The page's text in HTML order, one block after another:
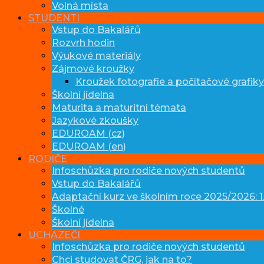
Volná místa
STUDENTI
Vstup do Bakalářů
Rozvrh hodin
Výukové materiály
Zájmové kroužky
Kroužek fotografie a počítačové grafiky
Školní jídelna
Maturita a maturitní témata
Jazykové zkoušky
EDUROAM (cz)
EDUROAM (en)
RODIČE
Infoschůzka pro rodiče nových studentů
Vstup do Bakalářů
Adaptační kurz ve školním roce 2025/2026:
Školné
Školní jídelna
UCHAZEČI
Infoschůzka pro rodiče nových studentů
Chci studovat ČRG, jak na to?